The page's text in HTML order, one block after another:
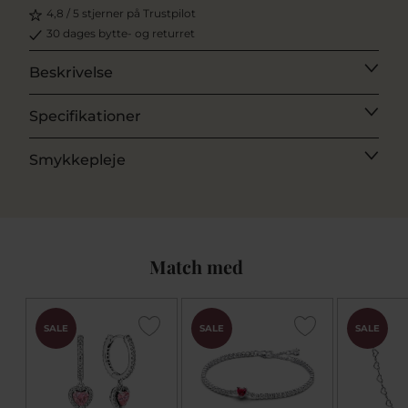
4,8 / 5 stjerner på Trustpilot
30 dages bytte- og returret
Beskrivelse
Specifikationer
Smykkepleje
Match med
SALE SALE SALE